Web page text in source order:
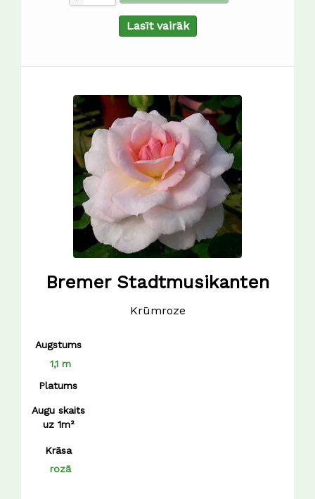
Lasīt vairāk
Bremer Stadtmusikanten
Krūmroze
Augstums
1,1 m
Platums
Augu skaits
uz 1m²
Krāsa
rozā